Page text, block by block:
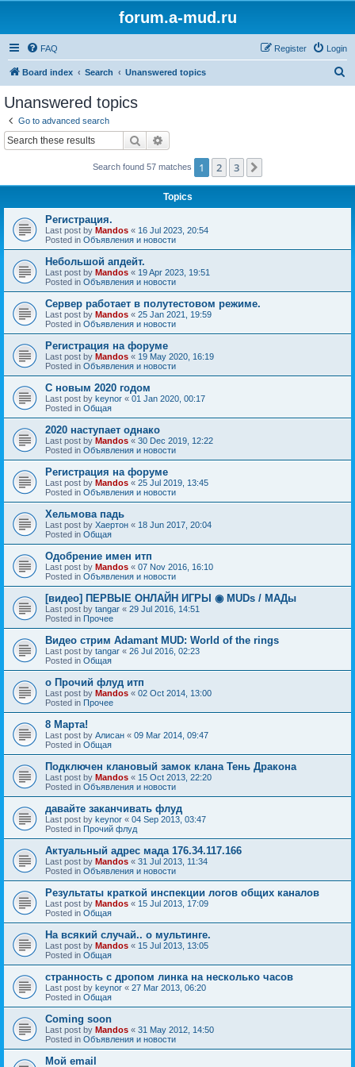
forum.a-mud.ru
FAQ Login
Register
Board index Search Unanswered topics
Unanswered topics
Go to advanced search
Search
Search found 57 matches 1 2 3
Topics
Регистрация.
Last post by Mandos « 16 Jul 2023, 20:54
Posted in Объявления и новости
Небольшой апдейт.
Last post by Mandos « 19 Apr 2023, 19:51
Posted in Объявления и новости
Сервер работает в полутестовом режиме.
Last post by Mandos « 25 Jan 2021, 19:59
Posted in Объявления и новости
Регистрация на форуме
Last post by Mandos « 19 May 2020, 16:19
Posted in Объявления и новости
С новым 2020 годом
Last post by keynor « 01 Jan 2020, 00:17
Posted in Общая
2020 наступает однако
Last post by Mandos « 30 Dec 2019, 12:22
Posted in Объявления и новости
Регистрация на форуме
Last post by Mandos « 25 Jul 2019, 13:45
Posted in Объявления и новости
Хельмова падь
Last post by Хаертон « 18 Jun 2017, 20:04
Posted in Общая
Одобрение имен итп
Last post by Mandos « 07 Nov 2016, 16:10
Posted in Объявления и новости
[видео] ПЕРВЫЕ ОНЛАЙН ИГРЫ ◉ MUDs / МАДы
Last post by tangar « 29 Jul 2016, 14:51
Posted in Прочее
Видео стрим Adamant MUD: World of the rings
Last post by tangar « 26 Jul 2016, 02:23
Posted in Общая
о Прочий флуд итп
Last post by Mandos « 02 Oct 2014, 13:00
Posted in Прочее
8 Марта!
Last post by Алисан « 09 Mar 2014, 09:47
Posted in Общая
Подключен клановый замок клана Тень Дракона
Last post by Mandos « 15 Oct 2013, 22:20
Posted in Объявления и новости
давайте заканчивать флуд
Last post by keynor « 04 Sep 2013, 03:47
Posted in Прочий флуд
Актуальный адрес мада 176.34.117.166
Last post by Mandos « 31 Jul 2013, 11:34
Posted in Объявления и новости
Результаты краткой инспекции логов общих каналов
Last post by Mandos « 15 Jul 2013, 17:09
Posted in Общая
На всякий случай.. о мультинге.
Last post by Mandos « 15 Jul 2013, 13:05
Posted in Общая
странность с дропом линка на несколько часов
Last post by keynor « 27 Mar 2013, 06:20
Posted in Общая
Coming soon
Last post by Mandos « 31 May 2012, 14:50
Posted in Объявления и новости
Мой email